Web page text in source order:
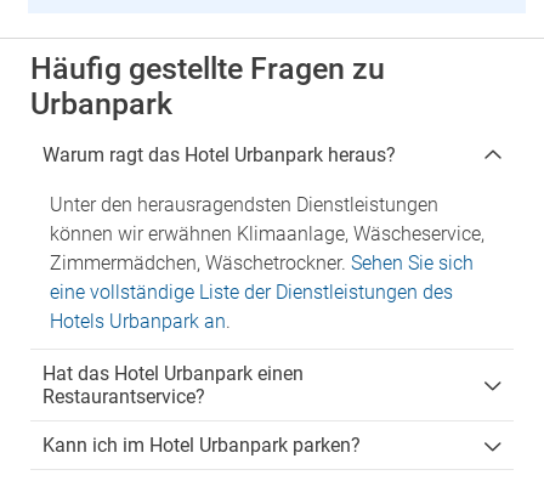
Häufig gestellte Fragen zu
Urbanpark
Warum ragt das Hotel Urbanpark heraus?
Unter den herausragendsten Dienstleistungen
können wir erwähnen Klimaanlage, Wäscheservice,
Zimmermädchen, Wäschetrockner. Sehen Sie sich
eine vollständige Liste der Dienstleistungen des
Hotels Urbanpark an.
Hat das Hotel Urbanpark einen
Restaurantservice?
Kann ich im Hotel Urbanpark parken?